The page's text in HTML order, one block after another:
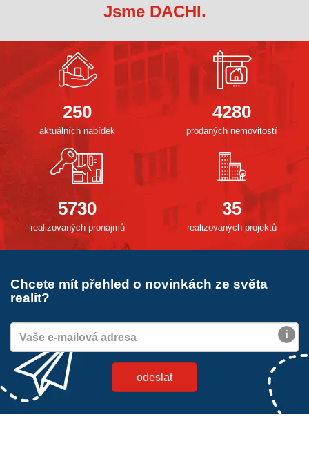
Jsme DACHI.
250
aktuálních nabídek
4280
prodaných nemovitostí
5730
realizovaných pronájmů
35
realizovaných projektů
Chcete mít přehled o novinkách ze světa
realit?